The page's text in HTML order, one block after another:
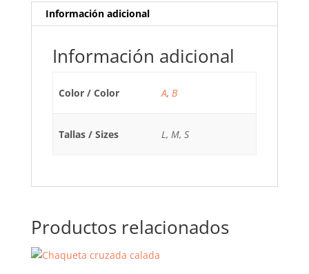
Información adicional
Información adicional
Color / Color A, B
Tallas / Sizes L, M, S
Productos relacionados